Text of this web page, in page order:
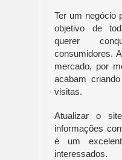
Ter um negócio
objetivo de
querer
consumidores.
mercado, por
acabam
visitas.
Atualizar o
informações
é um
interessados.